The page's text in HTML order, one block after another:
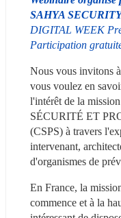
SAHYA
DIGITAL WEEK
Participation
Nous vous invitons
vous voulez en
l'intérêt de la
SÉCURITÉ ET
(CSPS) à travers
intervenant,
d'organismes de
En France, la
commence et à la